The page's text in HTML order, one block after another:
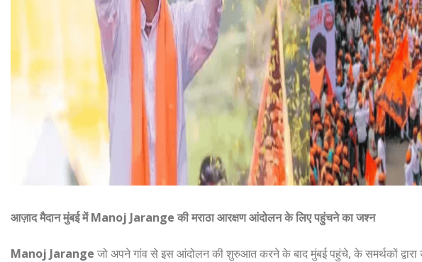
आज़ाद मैदान मुंबई में Manoj Jarange की मराठा आरक्षण आंदोलन के लिए पहुंचने का जश्न
Manoj Jarange जो अपने गांव से इस आंदोलन की शुरुआत करने के बाद मुंबई पहुंचे, के समर्थकों